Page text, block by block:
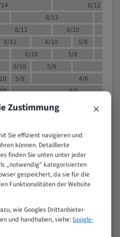
8/12
8/12
8/12 6/10
8/12 6/10
5/8
6/10
5/8
6/10 5/8
5/8
4/6
4/6
4/5
4/5
)
Zustimmung ×
Sie effizient navigieren und
können. Detaillierte
finden Sie unten unter jeder
„notwendig" kategorisierten
gespeichert, da sie für die
Funktionalitäten der Website
wie Googles Drittanbieter-
und handhaben, siehe:Google-